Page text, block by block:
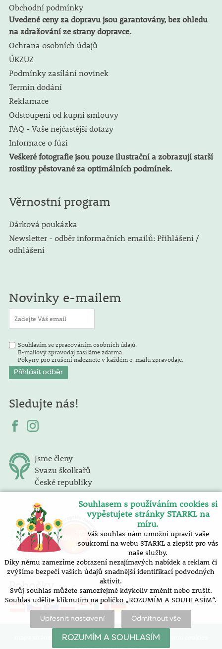
Obchodní podmínky
Uvedené ceny za dopravu jsou garantovány, bez ohledu
na zdražování ze strany dopravce.
Ochrana osobních údajů
ÚKZUZ
Podmínky zasílání novinek
Termín dodání
Reklamace
Odstoupení od kupní smlouvy
FAQ - Vaše nejčastější dotazy
Informace o fúzi
Veškeré fotografie jsou pouze ilustrační a zobrazují starší
rostliny pěstované za optimálních podmínek.
Věrnostní program
Dárková poukázka
Newsletter - odběr informačních emailů: Přihlášení /
odhlášení
Novinky e-mailem
Souhlasím se zpracováním osobních údajů.
E-mailový zpravodaj zasíláme zdarma.
Pokyny pro zrušení naleznete v každém e-mailu zpravodaje.
Sledujte nás!
Jsme členy
Svazu školkařů
České republiky
Pobočky
prohlášení o přístupnosti |
nastavení cookies
Vytvořilo SOFICO-CZ, a.s.
Souhlasem s používáním cookies si
vypěstujete stránky STARKL na
míru.
Váš souhlas nám umožní upravit vaše
soukromí na webu STARKL a zlepšit pro vás
naše služby.
Díky němu zamezíme zobrazení nezajímavých nabídek a reklam či
zvýšíme bezpečí vašich údajů snadnější identifikací podvodných
aktivit.
Svůj souhlas můžete samozřejmě kdykoliv změnit nebo zrušit.
Souhlas udělíte kliknutím na políčko „ROZUMÍM A SOUHLASÍM“.
Upřesnit nastavení Odmítnout vše
ROZUMÍM A SOUHLASÍM